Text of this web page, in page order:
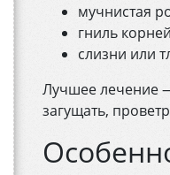
мучнистая
гниль корней
слизни или
Лучшее лечение
загущать,